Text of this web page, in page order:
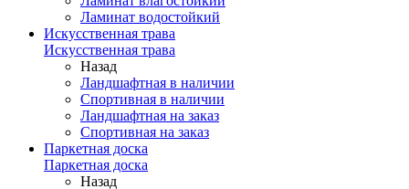
Ламинат водостойкий
Искусственная трава
Искусственная трава
Назад
Ландшафтная в наличии
Спортивная в наличии
Ландшафтная на заказ
Спортивная на заказ
Паркетная доска
Паркетная доска
Назад